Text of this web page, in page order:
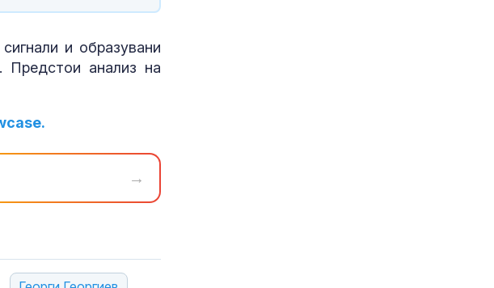
и образувани
Предстои анализ на
→